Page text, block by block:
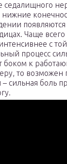
седалищного
нижние
Чаще всего
с
процесс
боком к
то возможен
– сильная боль